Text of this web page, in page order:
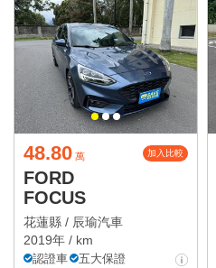
48.80 萬 加入比較
FORD
FOCUS
花蓮縣 / 辰瑜汽車
2019年 / km
認證車
五大保證